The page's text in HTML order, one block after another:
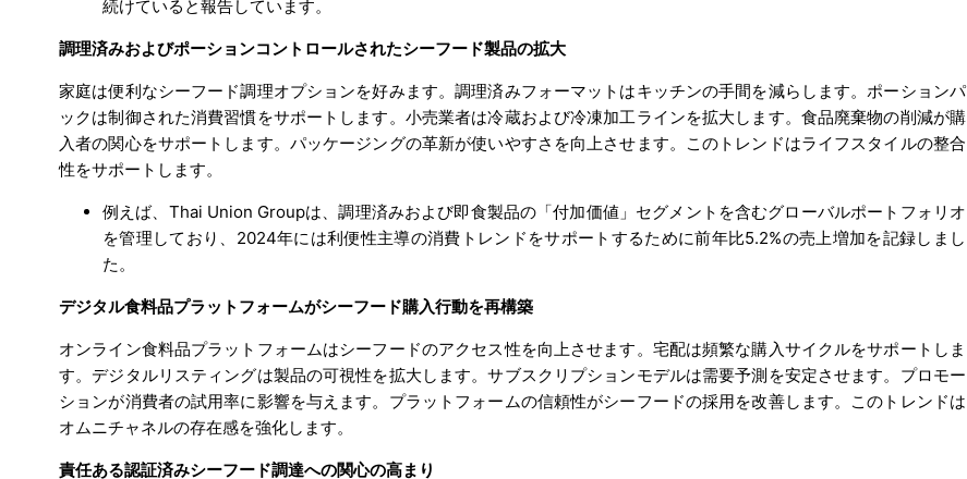
続けていると報告しています。
調理済みおよびポーションコントロールされたシーフード製品の拡大
家庭は便利なシーフード調理オプションを好みます。調理済みフォーマットはキッチンの手間を減らします。ポーションパ
ックは制御された消費習慣をサポートします。小売業者は冷蔵および冷凍加工ラインを拡大します。食品廃棄物の削減が購
入者の関心をサポートします。パッケージングの革新が使いやすさを向上させます。このトレンドはライフスタイルの整合
性をサポートします。
例えば、Thai Union Groupは、調理済みおよび即食製品の「付加価値」セグメントを含むグローバルポートフォリオ
を管理しており、2024年には利便性主導の消費トレンドをサポートするために前年比5.2%の売上増加を記録しまし
た。
デジタル食料品プラットフォームがシーフード購入行動を再構築
オンライン食料品プラットフォームはシーフードのアクセス性を向上させます。宅配は頻繁な購入サイクルをサポートしま
す。デジタルリスティングは製品の可視性を拡大します。サブスクリプションモデルは需要予測を安定させます。プロモー
ションが消費者の試用率に影響を与えます。プラットフォームの信頼性がシーフードの採用を改善します。このトレンドは
オムニチャネルの存在感を強化します。
責任ある認証済みシーフード調達への関心の高まり